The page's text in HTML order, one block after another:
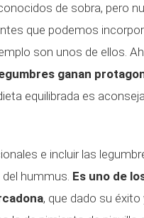
de sobra, pero
que podemos
son unos de ellos.
ganan
equilibrada es
e incluir las
hummus. Es uno de
, que dado su éxito